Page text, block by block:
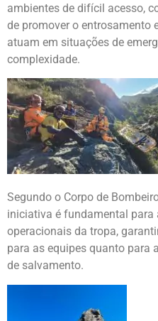
ambientes de difícil acesso,
de promover o entrosamento
atuam em situações de
complexidade.
Segundo o Corpo de
iniciativa é fundamental
operacionais da tropa,
para as equipes quanto para
de salvamento.